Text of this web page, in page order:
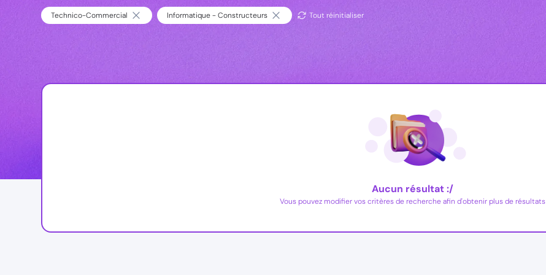
Technico-Commercial Informatique - Constructeurs Tout réinitialiser
Aucun résultat :/
Vous pouvez modifier vos critères de recherche afin d'obtenir plus de résultats